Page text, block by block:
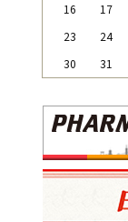
16
17
23
24
30
31